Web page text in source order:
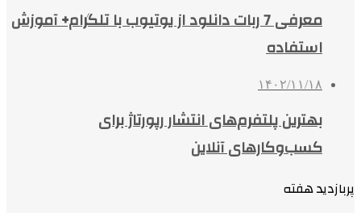
معرفی 7 ربات دانلود از یوتیوب با تلگرام+ آموزش
استفاده
۱۴۰۲/۱۱/۱۸
بهترین پلتفرم‌های انتشار رپورتاژ برای
کسب‌وکارهای آنلاین
پربازدید هفته